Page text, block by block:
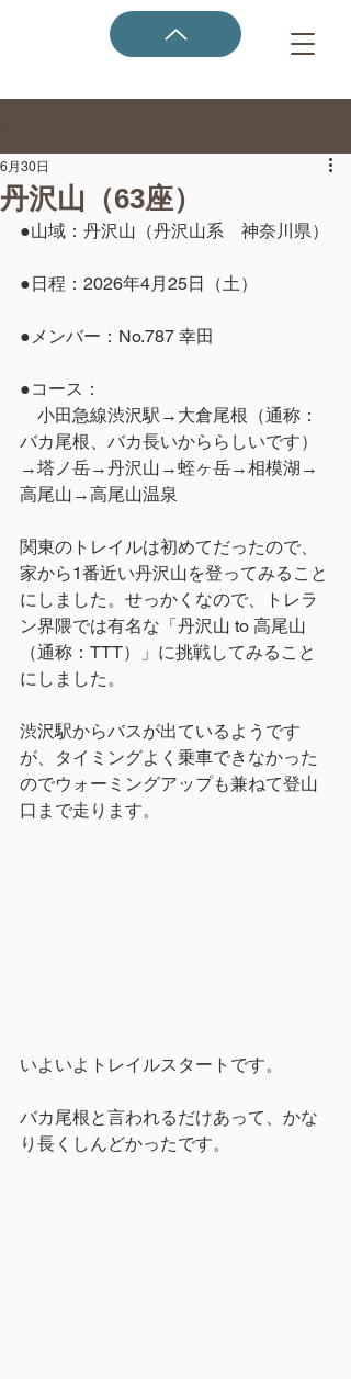
丹沢山（63座）
6月30日
●山域：丹沢山（丹沢山系　神奈川県）
●日程：2026年4月25日（土）
●メンバー：No.787 幸田
●コース：
小田急線渋沢駅→大倉尾根（通称：
バカ尾根、バカ長いかららしいです）
→塔ノ岳→丹沢山→蛭ヶ岳→相模湖→
高尾山→高尾山温泉
関東のトレイルは初めてだったので、
家から1番近い丹沢山を登ってみること
にしました。せっかくなので、トレラ
ン界隈では有名な「丹沢山 to 高尾山
（通称：TTT）」に挑戦してみること
にしました。
渋沢駅からバスが出ているようです
が、タイミングよく乗車できなかった
のでウォーミングアップも兼ねて登山
口まで走ります。
いよいよトレイルスタートです。
バカ尾根と言われるだけあって、かな
り長くしんどかったです。